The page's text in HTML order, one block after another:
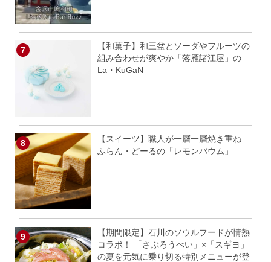
【和菓子】和三盆とソーダやフルーツの
組み合わせが爽やか「落雁諸江屋」の
La・KuGaN
【スイーツ】職人が一層一層焼き重ね
ふらん・どーるの「レモンバウム」
【期間限定】石川のソウルフードが情熱
コラボ！ 「さぶろうべい」×「スギヨ」
の夏を元気に乗り切る特別メニューが登